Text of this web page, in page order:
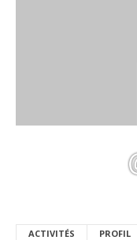
ACTIVITÉS PROFIL